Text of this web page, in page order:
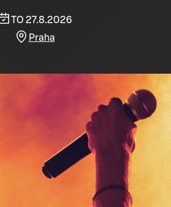
TO 27.8.2026
Praha